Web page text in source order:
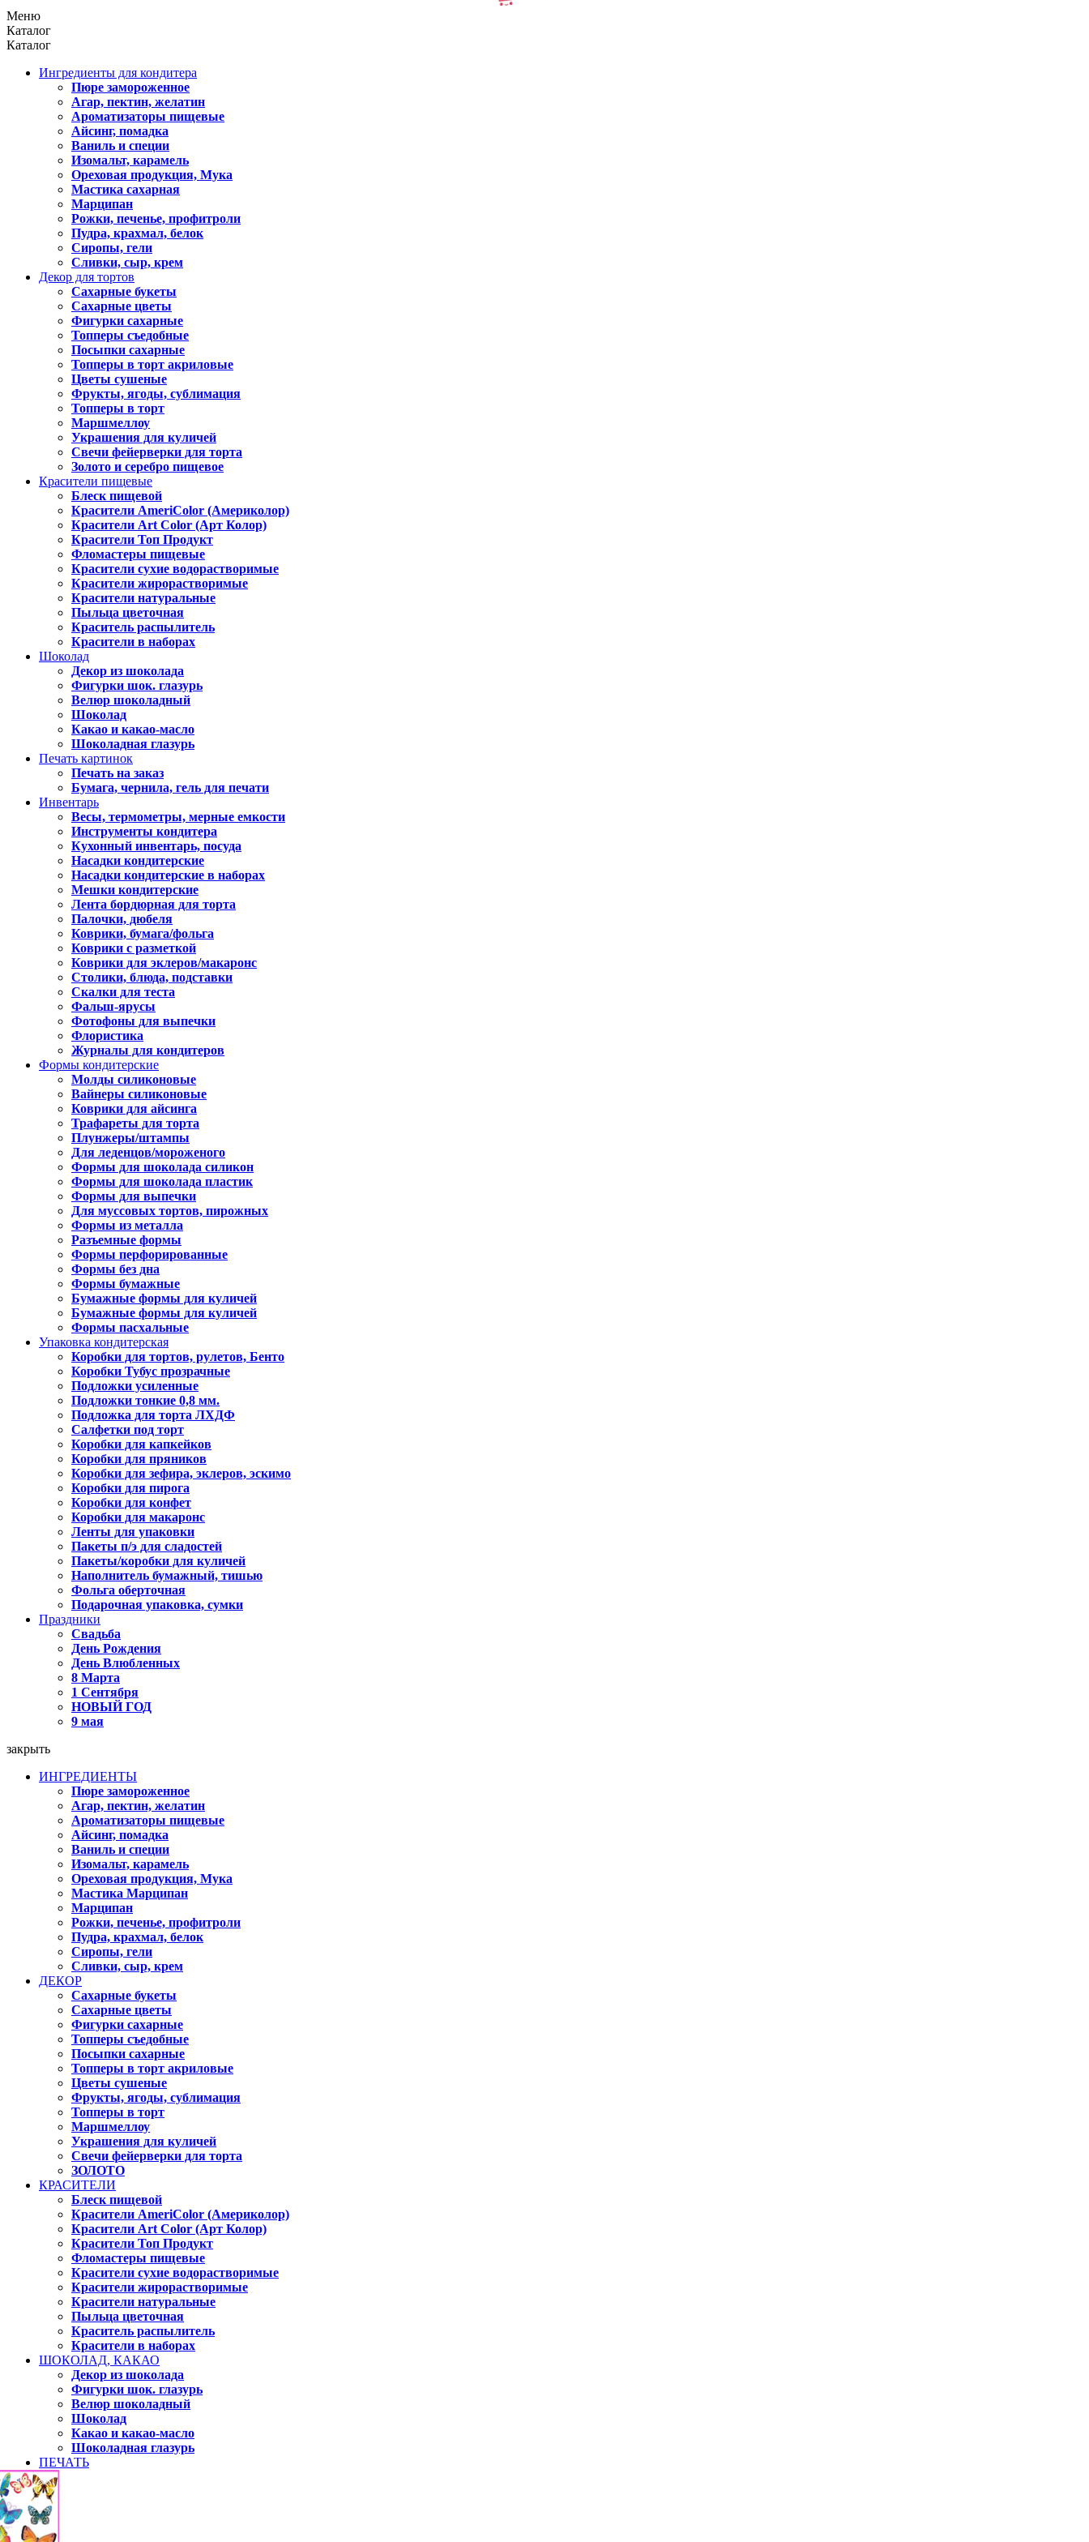
Меню
Каталог
Каталог
Ингредиенты для кондитера
Пюре замороженное
Агар, пектин, желатин
Ароматизаторы пищевые
Айсинг, помадка
Ваниль и специи
Изомальт, карамель
Ореховая продукция, Мука
Мастика сахарная
Марципан
Рожки, печенье, профитроли
Пудра, крахмал, белок
Сиропы, гели
Сливки, сыр, крем
Декор для тортов
Сахарные букеты
Сахарные цветы
Фигурки сахарные
Топперы съедобные
Посыпки сахарные
Топперы в торт акриловые
Цветы сушеные
Фрукты, ягоды, сублимация
Топперы в торт
Маршмеллоу
Украшения для куличей
Свечи фейерверки для торта
Золото и серебро пищевое
Красители пищевые
Блеск пищевой
Красители AmeriColor (Америколор)
Красители Art Color (Арт Колор)
Красители Топ Продукт
Фломастеры пищевые
Красители сухие водорастворимые
Красители жирорастворимые
Красители натуральные
Пыльца цветочная
Краситель распылитель
Красители в наборах
Шоколад
Декор из шоколада
Фигурки шок. глазурь
Велюр шоколадный
Шоколад
Какао и какао-масло
Шоколадная глазурь
Печать картинок
Печать на заказ
Бумага, чернила, гель для печати
Инвентарь
Весы, термометры, мерные емкости
Инструменты кондитера
Кухонный инвентарь, посуда
Насадки кондитерские
Насадки кондитерские в наборах
Мешки кондитерские
Лента бордюрная для торта
Палочки, дюбеля
Коврики, бумага/фольга
Коврики с разметкой
Коврики для эклеров/макаронс
Столики, блюда, подставки
Скалки для теста
Фальш-ярусы
Фотофоны для выпечки
Флористика
Журналы для кондитеров
Формы кондитерские
Молды силиконовые
Вайнеры силиконовые
Коврики для айсинга
Трафареты для торта
Плунжеры/штампы
Для леденцов/мороженого
Формы для шоколада силикон
Формы для шоколада пластик
Формы для выпечки
Для муссовых тортов, пирожных
Формы из металла
Разъемные формы
Формы перфорированные
Формы без дна
Формы бумажные
Бумажные формы для куличей
Бумажные формы для куличей
Формы пасхальные
Упаковка кондитерская
Коробки для тортов, рулетов, Бенто
Коробки Тубус прозрачные
Подложки усиленные
Подложки тонкие 0,8 мм.
Подложка для торта ЛХДФ
Салфетки под торт
Коробки для капкейков
Коробки для пряников
Коробки для зефира, эклеров, эскимо
Коробки для пирога
Коробки для конфет
Коробки для макаронс
Ленты для упаковки
Пакеты п/э для сладостей
Пакеты/коробки для куличей
Наполнитель бумажный, тишью
Фольга оберточная
Подарочная упаковка, сумки
Праздники
Свадьба
День Рождения
День Влюбленных
8 Марта
1 Сентября
НОВЫЙ ГОД
9 мая
закрыть
ИНГРЕДИЕНТЫ
Пюре замороженное
Агар, пектин, желатин
Ароматизаторы пищевые
Айсинг, помадка
Ваниль и специи
Изомальт, карамель
Ореховая продукция, Мука
Мастика Марципан
Марципан
Рожки, печенье, профитроли
Пудра, крахмал, белок
Сиропы, гели
Сливки, сыр, крем
ДЕКОР
Сахарные букеты
Сахарные цветы
Фигурки сахарные
Топперы съедобные
Посыпки сахарные
Топперы в торт акриловые
Цветы сушеные
Фрукты, ягоды, сублимация
Топперы в торт
Маршмеллоу
Украшения для куличей
Свечи фейерверки для торта
ЗОЛОТО
КРАСИТЕЛИ
Блеск пищевой
Красители AmeriColor (Америколор)
Красители Art Color (Арт Колор)
Красители Топ Продукт
Фломастеры пищевые
Красители сухие водорастворимые
Красители жирорастворимые
Красители натуральные
Пыльца цветочная
Краситель распылитель
Красители в наборах
ШОКОЛАД, КАКАО
Декор из шоколада
Фигурки шок. глазурь
Велюр шоколадный
Шоколад
Какао и какао-масло
Шоколадная глазурь
ПЕЧАТЬ